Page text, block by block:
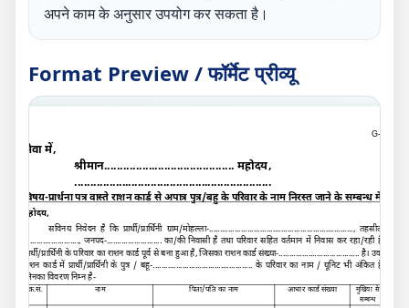
अपने काम के अनुसार उपयोग कर सकता है।
Format Preview / फॉर्मेट प्रीव्यू
G-L
सेवा में,
श्रीमान......................................... महोदय,
..............................................................
विषय-प्रार्थना पत्र वास्ते राशन कार्ड से अपात्र पुत्र/बहु के परिवार के नाम निरस्त जाने के सम्बन्ध में
महोदय,
सविनय निवेदन है कि प्रार्थी/प्रार्थिनी ग्राम/मोहल्ला-...................................................................., तहसील-
.........................., जनपद-.......................... का/की निवासी है तथा परिवार सहित वर्तमान में निवास कर रहा/रही है।
प्रार्थी/प्रार्थिनी के परिवार का राशन कार्ड पूर्व से बना हुआ है,जिसका राशन कार्ड संख्या-...................................... है। उक्त
राशन कार्ड में प्रार्थी/प्रार्थिनी के पुत्र / बहू-............................................... के परिवार का नाम / यूनिट भी अंकित है।
जिनका विवरण निम्न है-
क्र.सं. नाम पिता/पति का नाम आधार कार्ड संख्या मुखिया से
सम्बन्ध